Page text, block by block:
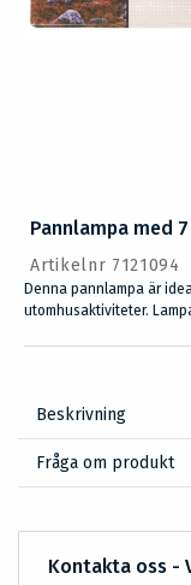
Pannlampa med
Artikelnr 7121094
Denna pannlampa är
utomhusaktiviteter.
Beskrivning
Fråga om produkt
Kontakta oss -